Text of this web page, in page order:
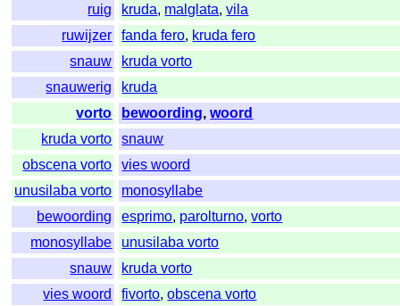
ruig
kruda, malglata,vila
ruwijzer
fanda fero, kruda fero
snauw
kruda vorto
snauwerig
kruda
vorto
bewoording,woord
kruda vorto
snauw
obscena vorto
vies woord
unusilaba vorto
monosyllabe
bewoording
esprimo, parolturno,vorto
monosyllabe
unusilaba vorto
snauw
kruda vorto
vies woord
fivorto,obscena vorto